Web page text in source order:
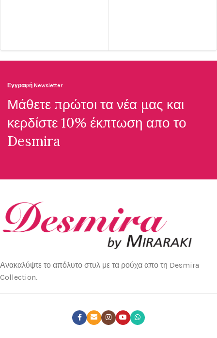
Εγγραφή Newsletter
Μάθετε πρώτοι τα νέα μας και
κερδίστε 10% έκπτωση απο το
Desmira
Ανακαλύψτε το απόλυτο στυλ με τα ρούχα απο τη Desmira
Collection.